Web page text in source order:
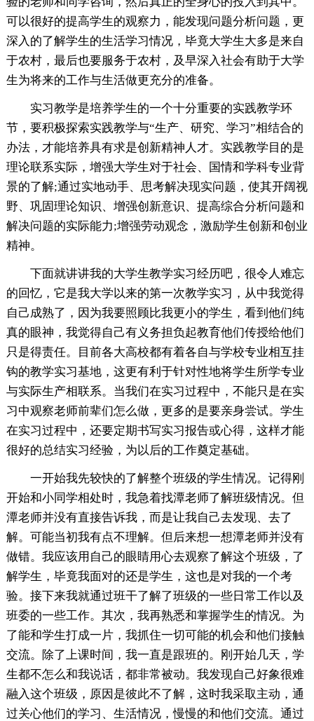
可以很好的提高学生的观察力，能发现问题分析问题，更
深入的了解学生的生活学习情况，毕竟大学生大多是来自
于农村，最后也要服务于农村，及早深入社会有助于大学
生为将来的工作与生活做更充分的准备。
实习教学是培养学生的一个十分重要的实践教学环
节，要积极探索实践教学与“生产、研究、学习”相结合的
办法，才能培养具有求是创新精神人才。实践教学目的是
理论联系实际，增强大学生对于社会、国情和学科专业背
景的了解;通过实地动手、思考解决现实问题，使其开阔视
野、巩固理论知识、增强创新意识、提高综合分析问题和
解决问题的实际能力;增强劳动观念，激励学生创新和创业
精神。
下面就讲讲我的大学生教学实习经历吧，很令人难忘
的回忆，它是我大学以来的第一次教学实习，从中我觉得
自己成熟了，因为我要照顾比我更小的学生，看到他们纯
真的眼神，我觉得自己有义务担负起教育他们传授给他们
只是得责任。目前各大高校都有着各自与学校专业相互挂
钩的教学实习基地，这更有利于针对性地将学生所学专业
与实际生产相联系。当我们在实习过程中，不能只是在实
习中观察老师前辈们怎么做，更多的是要亲身尝试。学生
在实习过程中，还要定期书写实习报告或心得，这样才能
很好的总结实习经验，为以后的工作奠定基础。
一开始我先较快的了解整个班级的学生情况。记得刚
开始和小同学相处时，我急着找潭老师了解班级情况。但
潭老师并没有直接告诉我，而是让我自己去发现、去了
解。可能当初我有点不理解。但后来想一想潭老师并没有
做错。我应该用自己的眼睛用心去观察了解这个班级，了
解学生，毕竟我面对的还是学生，这也是对我的一个考
验。接下来我就通过班干了解了班级的一些日常工作以及
班委的一些工作。其次，我再熟悉和掌握学生的情况。为
了能和学生打成一片，我抓住一切可能的机会和他们接触
交流。除了上课时间，我一直是跟班的。刚开始几天，学
生都不怎么和我说话，都非常被动。我发现自己好象很难
融入这个班级，原因是彼此不了解，这时我采取主动，通
过关心他们的学习、生活情况，慢慢的和他们交流。通过